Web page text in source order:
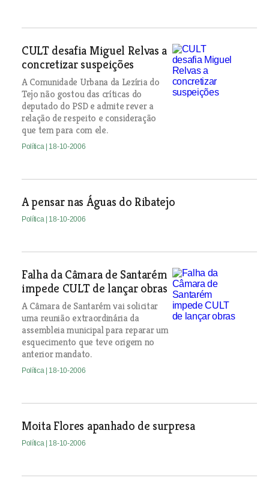
CULT desafia Miguel Relvas a
concretizar suspeições
A Comunidade Urbana da Lezíria do
Tejo não gostou das críticas do
deputado do PSD e admite rever a
relação de respeito e consideração
que tem para com ele.
Política | 18-10-2006
A pensar nas Águas do Ribatejo
Política | 18-10-2006
Falha da Câmara de Santarém
impede CULT de lançar obras
A Câmara de Santarém vai solicitar
uma reunião extraordinária da
assembleia municipal para reparar um
esquecimento que teve origem no
anterior mandato.
Política | 18-10-2006
Moita Flores apanhado de surpresa
Política | 18-10-2006